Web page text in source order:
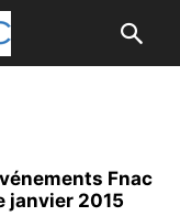
Fnac
janvier 2015